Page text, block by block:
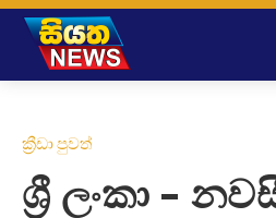
ක්‍රීඩා පුවත්
ශ්‍රී ලංකා –